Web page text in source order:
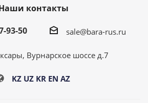
контакты
93-50
sale@bara-rus.ru
Вурнарское шоссе д.7
KZ UZ KR EN AZ